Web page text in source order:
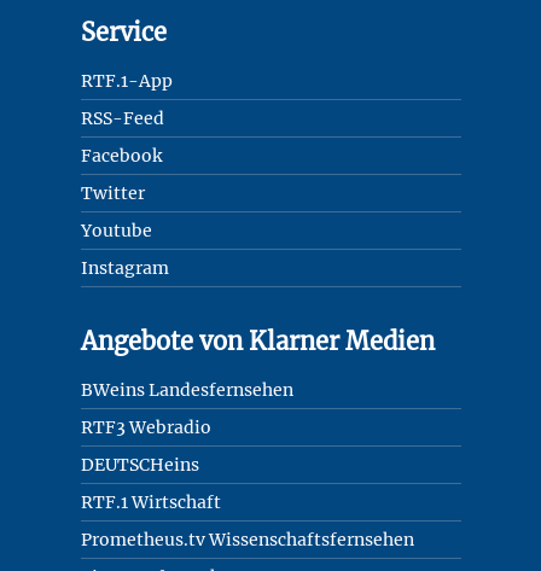
Service
RTF.1-App
RSS-Feed
Facebook
Twitter
Youtube
Instagram
Angebote von Klarner Medien
BWeins Landesfernsehen
RTF3 Webradio
DEUTSCHeins
RTF.1 Wirtschaft
Prometheus.tv Wissenschaftsfernsehen